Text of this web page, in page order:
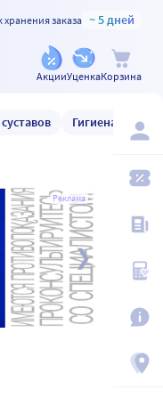
хранения заказа ~ 5 дней
АкцииУценкаКорзина
Гигиена и уход
Реклама